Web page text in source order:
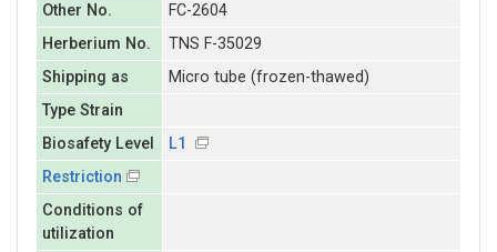
Other No.
FC-2604
Herberium No.
TNS F-35029
Shipping as
Micro tube (frozen-thawed)
Type Strain
Biosafety Level
L1
Restriction
Conditions of
utilization